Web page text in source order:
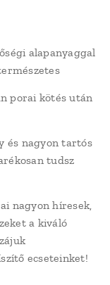
alapanyaggal
porai kötés után
és nagyon tartós
tudsz
nagyon híresek,
a kiváló
ecseteinket!